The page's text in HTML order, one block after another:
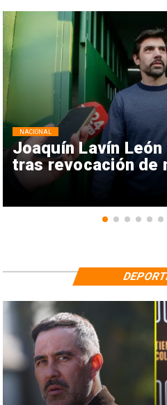
Joaquín Lavín
tras revocación de
NACIONAL